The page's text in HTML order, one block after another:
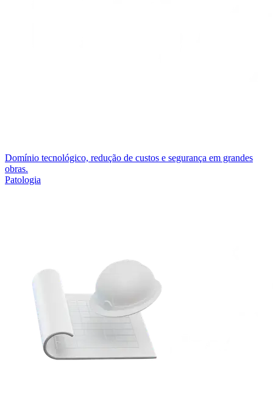
Domínio tecnológico, redução de custos e segurança em grandes
obras.
Patologia